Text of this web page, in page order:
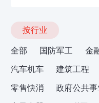
按行业
全部 国防军工 金
汽车机车
建筑工程
零售快消
政府公共事